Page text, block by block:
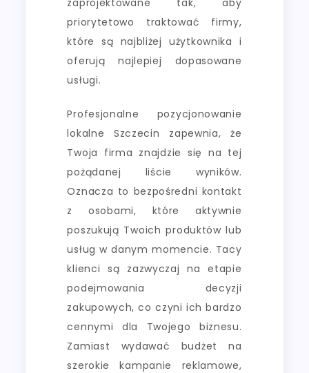
priorytetowo traktować firmy,
które są najbliżej użytkownika i
oferują najlepiej dopasowane
usługi.
Profesjonalne pozycjonowanie
lokalne Szczecin zapewnia, że
Twoja firma znajdzie się na tej
pożądanej liście wyników.
Oznacza to bezpośredni kontakt
z osobami, które aktywnie
poszukują Twoich produktów lub
usług w danym momencie. Tacy
klienci są zazwyczaj na etapie
podejmowania decyzji
zakupowych, co czyni ich bardzo
cennymi dla Twojego biznesu.
Zamiast wydawać budżet na
szerokie kampanie reklamowe,